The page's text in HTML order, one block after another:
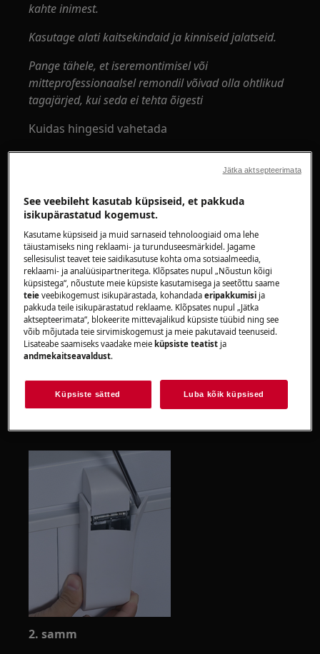
kahte inimest.
Kasutage alati kaitsekindaid ja kinniseid jalatseid.
Pange tähele, et iseremontimisel või
mitteprofessionaalsel remondil võivad olla ohtlikud
tagajärjed, kui seda ei tehta õigesti
Kuidas hingesid vahetada
Tööriistad:
6 × 300 ristpeaga kruvikeeraja
8 mm sisemine kuusnurkvõtmega
Samm 1
2. samm
See veebileht kasutab küpsiseid, et pakkuda
isikupärastatud kogemust.
Kasutame küpsiseid ja muid sarnaseid tehnoloogiaid oma lehe
täiustamiseks ning reklaami- ja turunduseesmärkidel. Jagame
sellesisulist teavet teie saidikasutuse kohta oma sotsiaalmeedia,
reklaami- ja analüüsipartneritega. Klõpsates nupul „Nõustun kõigi
küpsistega“, nõustute meie küpsiste kasutamisega ja seetõttu saame
teie veebikogemust isikupärastada, kohandadaeripakkumisi ja
pakkuda teile isikupärastatud reklaame. Klõpsates nupul „Jätka
aktsepteerimata“, blokeerite mittevajalikud küpsiste tüübid ning see
võib mõjutada teie sirvimiskogemust ja meie pakutavaid teenuseid.
Lisateabe saamiseks vaadake meie küpsiste teatist ja
andmekaitseavaldust.
Küpsiste sätted Luba kõik küpsised
Jätka aktsepteerimata